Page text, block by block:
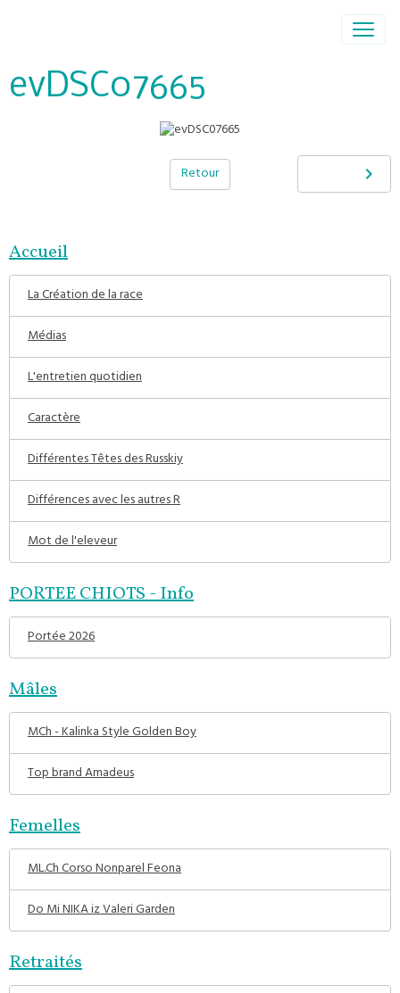
evDSC07665
Retour
Accueil
La Création de la race
Médias
L'entretien quotidien
Caractère
Différentes Têtes des Russkiy
Différences avec les autres R
Mot de l'eleveur
PORTEE CHIOTS - Info
Portée 2026
Mâles
MCh - Kalinka Style Golden Boy
Top brand Amadeus
Femelles
ML.Ch Corso Nonparel Feona
Do Mi NIKA iz Valeri Garden
Retraités